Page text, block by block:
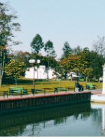
Перейти
к
содержанию